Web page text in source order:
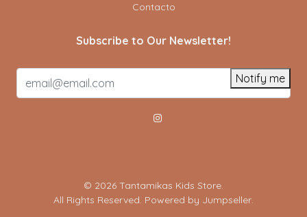
Contacto
Subscribe to Our Newsletter!
Notify me
© 2026 Tantamikas Kids Store.
All Rights Reserved. Powered by Jumpseller.